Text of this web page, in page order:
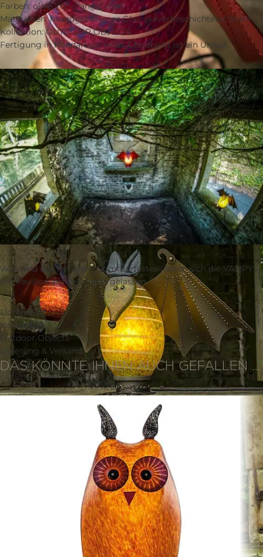
Farben: olive, rot-orange, weiß
Materialien: mundgeblasenes Glas, pulverbeschichteter Stahl
Kollektion: OUTDOOR OBJECTS
Fertigung in Handarbeit, jedes Glasobjekt ist ein Unikat
Während des Borowski Sommerfestes hatten sich die VAMPYS
am Pavillon am See niedergelassen.
Lichtobjekt
Handarbeit
Outdoor Objects
Lieferung & Versand
DAS KÖNNTE IHNEN AUCH GEFALLEN …